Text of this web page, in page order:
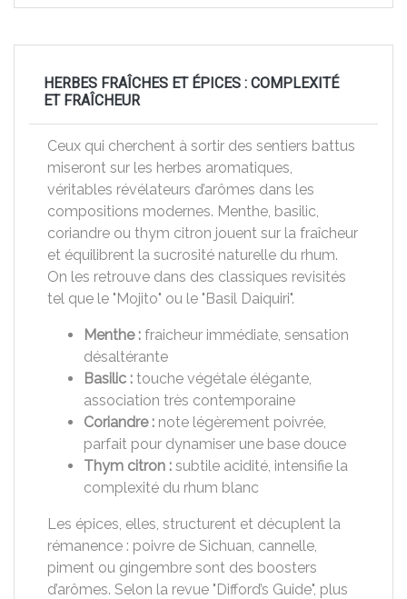
HERBES FRAÎCHES ET ÉPICES : COMPLEXITÉ
ET FRAÎCHEUR
Ceux qui cherchent à sortir des sentiers battus
miseront sur les herbes aromatiques,
véritables révélateurs d’arômes dans les
compositions modernes. Menthe, basilic,
coriandre ou thym citron jouent sur la fraîcheur
et équilibrent la sucrosité naturelle du rhum.
On les retrouve dans des classiques revisités
tel que le "Mojito" ou le "Basil Daiquiri".
Menthe : fraicheur immédiate, sensation
désaltérante
Basilic : touche végétale élégante,
association très contemporaine
Coriandre : note légèrement poivrée,
parfait pour dynamiser une base douce
Thym citron : subtile acidité, intensifie la
complexité du rhum blanc
Les épices, elles, structurent et décuplent la
rémanence : poivre de Sichuan, cannelle,
piment ou gingembre sont des boosters
d’arômes. Selon la revue "Difford’s Guide", plus